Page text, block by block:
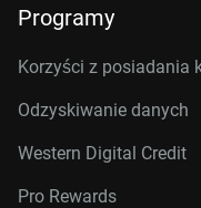
Programy
Korzyści z posiadania
Odzyskiwanie danych
Western Digital Credit
Pro Rewards